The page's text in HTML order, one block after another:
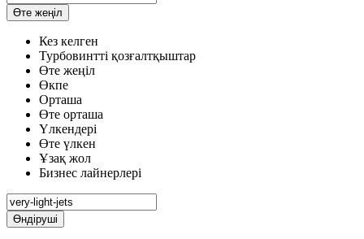
Өте жеңіл
Кез келген
Турбовинтті қозғалтқыштар
Өте жеңіл
Өкпе
Орташа
Өте орташа
Үлкендері
Өте үлкен
Ұзақ жол
Бизнес лайнерлері
Өндіруші